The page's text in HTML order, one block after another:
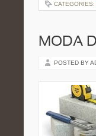
CATEGORIES:
MODA
POSTED BY